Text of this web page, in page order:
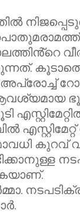
അപ്രോച്ച്
കുറവ്